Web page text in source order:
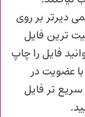
دیرتر بر روی
ترین فایل
فایل را چاپ
با عضویت در
سریع تر فایل